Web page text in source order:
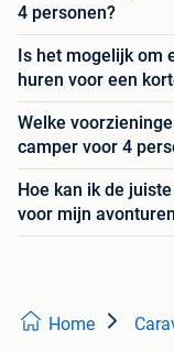
4 personen?
Is het mogelijk om
huren voor een
Welke
camper voor 4
Hoe kan ik de
voor mijn
Home